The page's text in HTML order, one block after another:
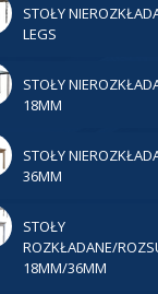
STOŁY
LEGS
STOŁY
18MM
STOŁY
36MM
STOŁY
ROZKŁADANE/
18MM/36MM